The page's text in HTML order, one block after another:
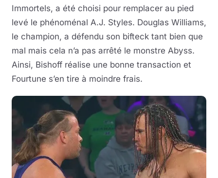
Immortels, a été choisi pour remplacer au pied
levé le phénoménal A.J. Styles. Douglas Williams,
le champion, a défendu son bifteck tant bien que
mal mais cela n’a pas arrêté le monstre Abyss.
Ainsi, Bishoff réalise une bonne transaction et
Fourtune s’en tire à moindre frais.